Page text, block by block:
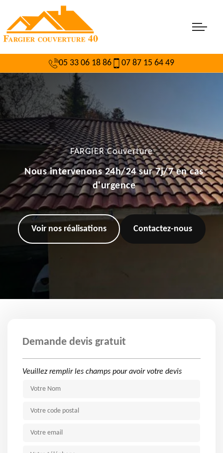
05 33 06 18 86 07 87 15 64 49
FARGIER Couverture
Nous intervenons 24h/24 sur 7j/7 en cas
d'urgence
Voir nos réalisations Contactez-nous
Demande devis gratuit
Veuillez remplir les champs pour avoir votre devis